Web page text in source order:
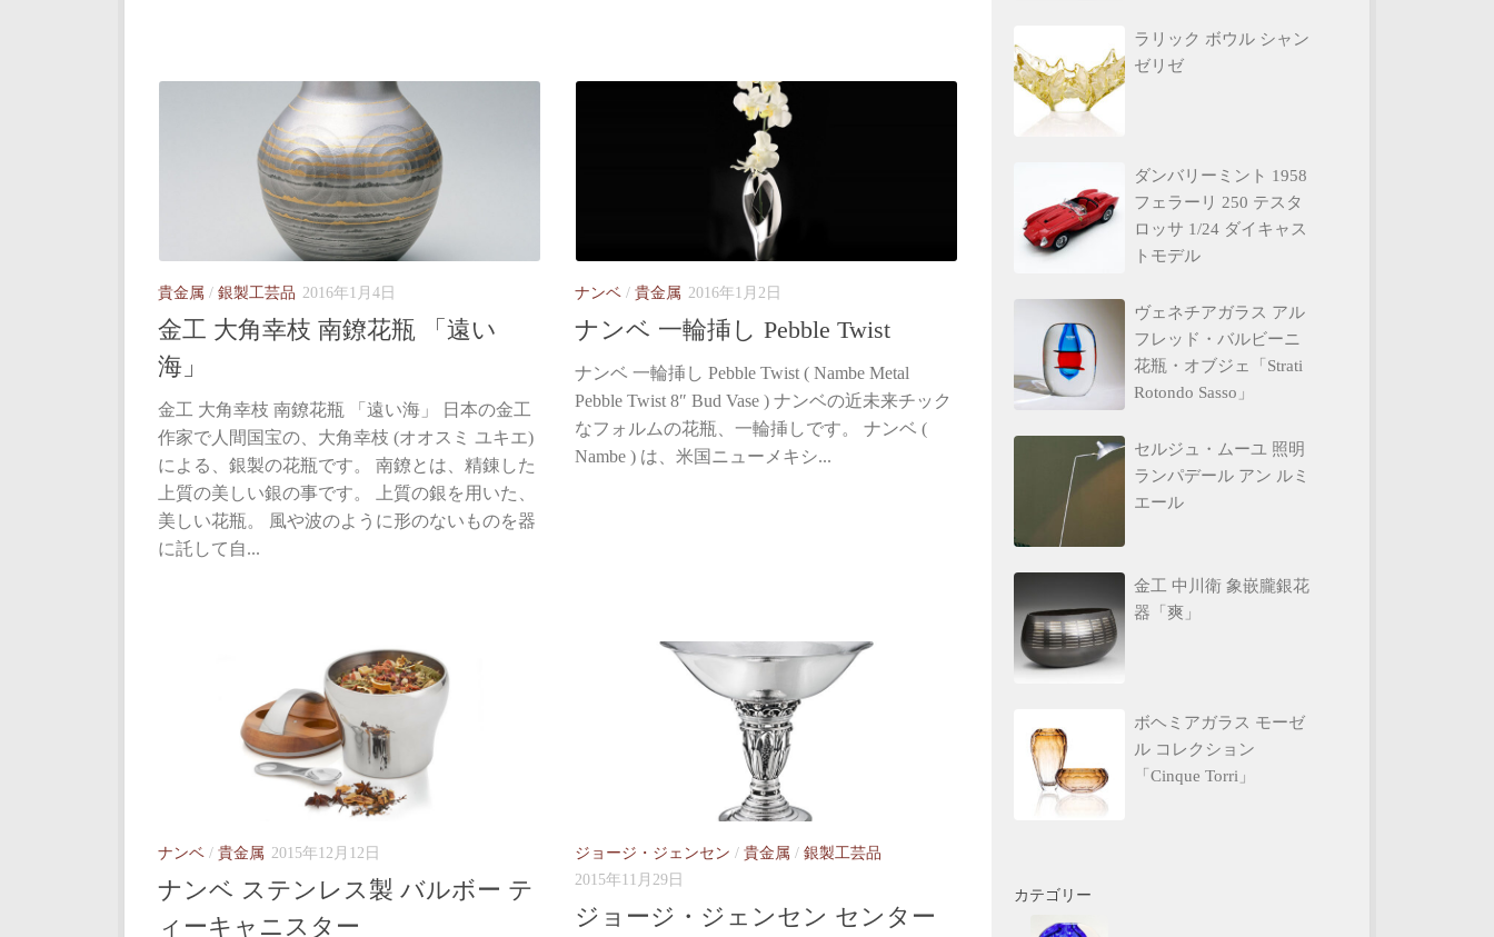
貴金属 / 銀製工芸品 2016年1月4日
金工 大角幸枝 南鐐花瓶 「遠い
海」
金工 大角幸枝 南鐐花瓶 「遠い海」 日本の金工
作家で人間国宝の、大角幸枝 (オオスミ ユキエ)
による、銀製の花瓶です。 南鐐とは、精錬した
上質の美しい銀の事です。 上質の銀を用いた、
美しい花瓶。 風や波のように形のないものを器
に託して自...
ナンベ / 貴金属 2016年1月2日
ナンベ 一輪挿し Pebble Twist
ナンベ 一輪挿し Pebble Twist ( Nambe Metal
Pebble Twist 8″ Bud Vase ) ナンベの近未来チック
なフォルムの花瓶、一輪挿しです。 ナンベ (
Nambe ) は、米国ニューメキシ...
ナンベ / 貴金属 2015年12月12日
ナンベ ステンレス製 バルボー テ
ィーキャニスター
ジョージ・ジェンセン / 貴金属 / 銀製工芸品
2015年11月29日
ジョージ・ジェンセン センター
ラリック ボウル シャン
ゼリゼ
ダンバリーミント 1958
フェラーリ 250 テスタ
ロッサ 1/24 ダイキャス
トモデル
ヴェネチアガラス アル
フレッド・バルビーニ
花瓶・オブジェ「Strati
Rotondo Sasso」
セルジュ・ムーユ 照明
ランパデール アン ルミ
エール
金工 中川衛 象嵌朧銀花
器「爽」
ボヘミアガラス モーゼ
ル コレクション
「Cinque Torri」
カテゴリー